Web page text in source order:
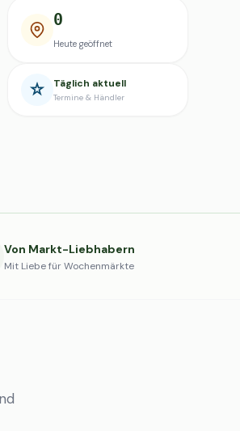
0
Heute geöffnet
Täglich aktuell
Termine & Händler
Von Markt-Liebhabern
Mit Liebe für Wochenmärkte